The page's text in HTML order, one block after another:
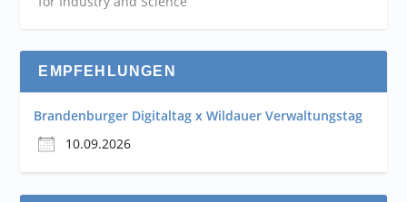
EMPFEHLUNGEN
Brandenburger Digitaltag x Wildauer Verwaltungstag
10.09.2026